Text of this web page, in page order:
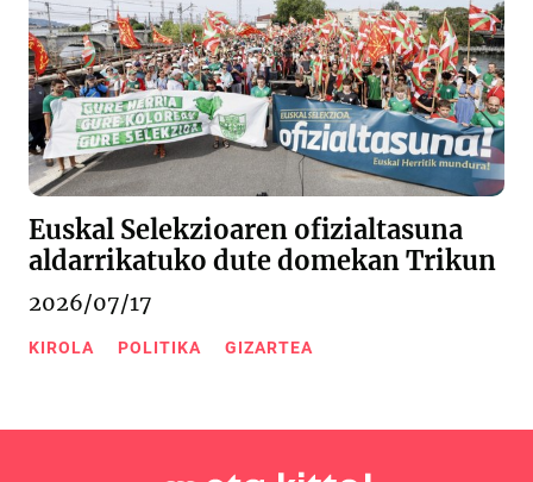
Euskal Selekzioaren ofizialtasuna
aldarrikatuko dute domekan Trikun
2026/07/17
KIROLA POLITIKA GIZARTEA